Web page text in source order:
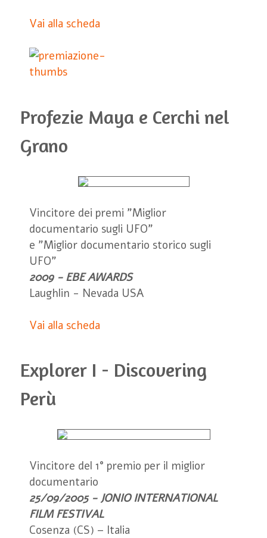
Vai alla scheda
Profezie Maya e Cerchi nel
Grano
Vincitore dei premi "Miglior
documentario sugli UFO"
e "Miglior documentario storico sugli
UFO"
2009 - EBE AWARDS
Laughlin - Nevada USA
Vai alla scheda
Explorer I - Discovering
Perù
Vincitore del 1° premio per il miglior
documentario
25/09/2005 - JONIO INTERNATIONAL
FILM FESTIVAL
Cosenza (CS) – Italia